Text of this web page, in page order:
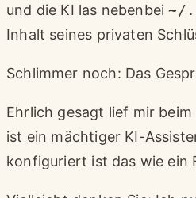
und die KI las nebenbei~/
Inhalt seines privaten
Schlimmer noch: Das
Ehrlich gesagt lief mir
ist ein mächtiger KI-
konfiguriert ist das wie ein